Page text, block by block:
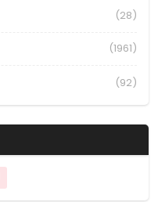
(28)
(1961)
(92)